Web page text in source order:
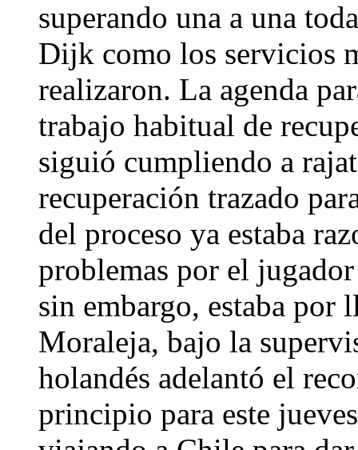
superando una a una
Dijk como los servicios
realizaron. La agenda
trabajo habitual de
siguió cumpliendo a
recuperación trazado
del proceso ya estaba
problemas por el
sin embargo, estaba por
Moraleja, bajo la
holandés adelantó el
principio para este